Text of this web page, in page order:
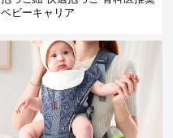
ベビーキャリア